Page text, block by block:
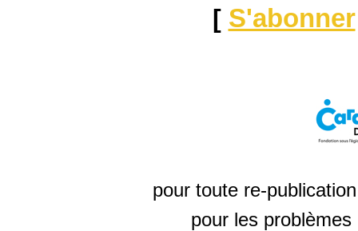
[ S'abonner
pour toute re-
pour les